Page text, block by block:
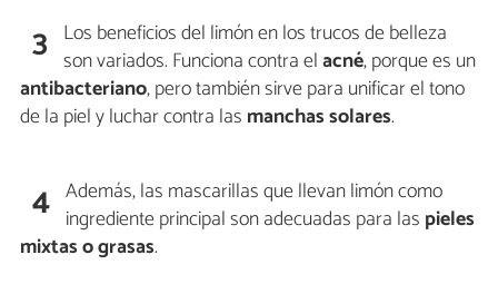
3 Los beneficios del limón en los trucos de belleza
son variados. Funciona contra elacné, porque es un
antibacteriano, pero también sirve para unificar el tono
de la piel y luchar contra las manchas solares.
4 Además, las mascarillas que llevan limón como
ingrediente principal son adecuadas para las pieles
mixtas o grasas.